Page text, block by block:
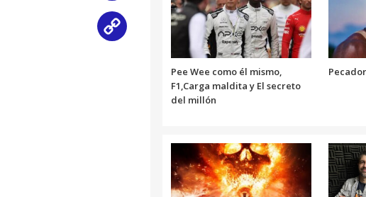
Pee Wee como él mismo,
F1,Carga maldita y El secreto
del millón